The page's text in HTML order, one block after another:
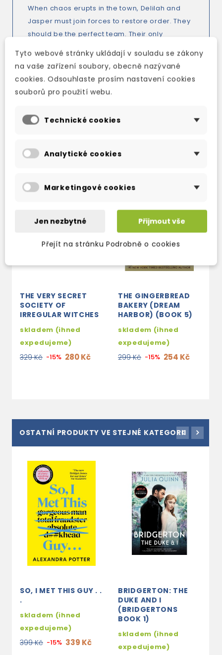
When chaos erupts in the town, Delilah and
Jasper must join forces to restore order. They
should be the perfect team. Their only
other might be distracting them from their
THE VERY SECRET
SOCIETY OF
IRREGULAR WITCHES
skladem (ihned
expedujeme)
329 Kč -15% 280 Kč
THE GINGERBREAD
BAKERY (DREAM
HARBOR) (BOOK 5)
skladem (ihned
expedujeme)
299 Kč -15% 254 Kč
OSTATNÍ PRODUKTY VE STEJNÉ KATEGORII
SO, I MET THIS GUY . .
.
skladem (ihned
expedujeme)
399 Kč -15% 339 Kč
BRIDGERTON: THE
DUKE AND I
(BRIDGERTONS
BOOK 1)
skladem (ihned
expedujeme)
Tyto webové stránky ukládají v souladu se zákony
na vaše zařízení soubory, obecně nazývané
cookies. Odsouhlaste prosím nastavení cookies
souborů pro použití webu.
Technické cookies
Analytické cookies
Marketingové cookies
Jen nezbytné Přijmout vše
Přejít na stránku Podrobně o cookies